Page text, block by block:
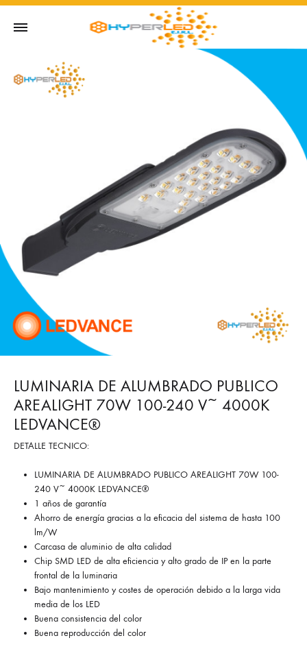
LUMINARIA DE ALUMBRADO PUBLICO
AREALIGHT 70W 100-240 V~ 4000K
LEDVANCE®
DETALLE TECNICO:
LUMINARIA DE ALUMBRADO PUBLICO AREALIGHT 70W 100-
240 V~ 4000K LEDVANCE®
1 años de garantía
Ahorro de energía gracias a la eficacia del sistema de hasta 100
lm/W
Carcasa de aluminio de alta calidad
Chip SMD LED de alta eficiencia y alto grado de IP en la parte
frontal de la luminaria
Bajo mantenimiento y costes de operación debido a la larga vida
media de los LED
Buena consistencia del color
Buena reproducción del color